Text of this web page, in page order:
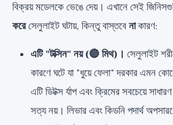
বিক্রয় মডেলকে ভেঙে দেয়। এখানে সেই
করেসেলুলাইট ঘটায়, কিন্তু বাস্তবেনাকারণ:
এটি "টক্সিন" নয় (🔴 মিথ)। সেলুলাইট
কারণে ঘটে যা "ধুয়ে ফেলা" দরকার এমন
এটি ডিটক্স র্যাপ এবং ক্রিমের সবচেয়ে
সত্য নয়। লিভার এবং কিডনি পদার্থ